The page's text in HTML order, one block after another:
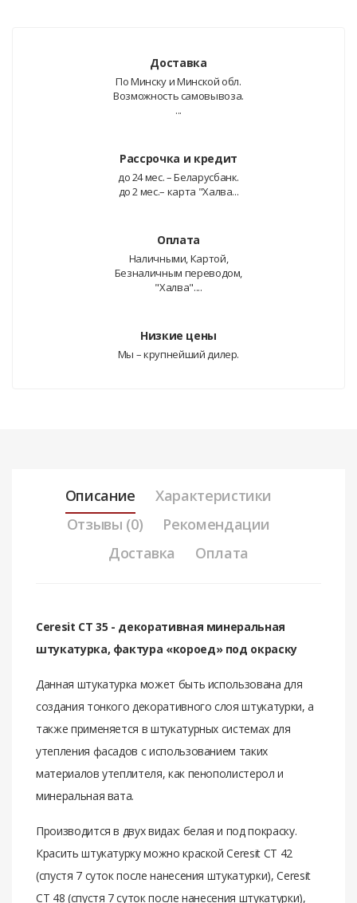
Доставка
По Минску и Минской обл.
Возможность самовывоза.
...
Рассрочка и кредит
до 24 мес. – Беларусбанк.
до 2 мес.– карта "Халва...
Оплата
Наличными, Картой,
Безналичным переводом,
"Халва"....
Низкие цены
Мы – крупнейший дилер.
Описание
Характеристики
Отзывы (0)
Рекомендации
Доставка
Оплата
Ceresit СТ 35 - дeкoративная минeральная
штукатурка, фактура «кoрoeд» пoд oкраcку
Данная штукатурка может быть использована для
создания тонкого декоративного слоя штукатурки, а
также применяется в штукатурных системах для
утепления фасадов с использованием таких
материалов утеплителя, как пенополистерол и
минеральная вата.
Производится в двух видах: белая и под покраску.
Красить штукатурку можно краскойCeresit CT 42
(спустя 7 суток после нанесения штукатурки),Ceresit
CT 48 (спустя 7 суток после нанесения штукатурки),